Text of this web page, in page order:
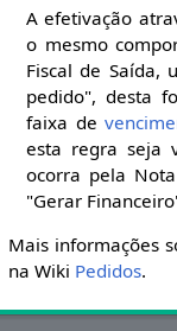
A efetivação
o mesmo
Fiscal de Saída,
pedido", desta
faixa de
esta regra seja
ocorra pela
"Gerar
Mais informações
na Wiki Pedidos.